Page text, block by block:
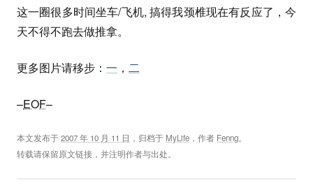
这一圈很多时间坐车/飞机, 搞得我颈椎现在有反应了，今
天不得不跑去做推拿。
更多图片请移步： 一 ， 二
–EOF–
本文发布于2007 年 10 月 11 日 ，归档于 MyLife ，作者 Fenng。
转载请保留原文链接，并注明作者与出处。